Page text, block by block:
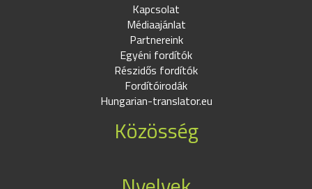
Kapcsolat
Médiaajánlat
Partnereink
Egyéni fordítók
Részidős fordítók
Fordítóirodák
Hungarian-translator.eu
Közösség